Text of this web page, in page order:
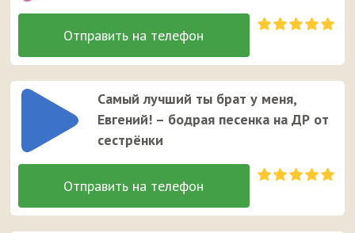
Самый лучший ты брат у меня,
Евгений! – бодрая песенка на ДР от
сестрёнки